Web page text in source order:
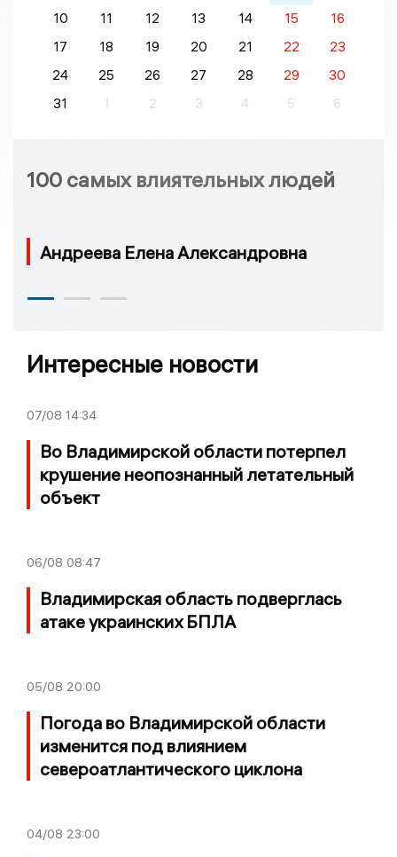
10 11 12 13 14 15
16
17
18 19 20 21 22
23
24
25 26 27 28 29
30
31
1 2 3 4 5 6
100 самых влиятельных людей
Андреева Елена Александровна
Интересные новости
07/08 14:34
Во Владимирской области потерпел
крушение неопознанный летательный
объект
06/08 08:47
Владимирская область подверглась
атаке украинских БПЛА
05/08 20:00
Погода во Владимирской области
изменится под влиянием
североатлантического циклона
04/08 23:00